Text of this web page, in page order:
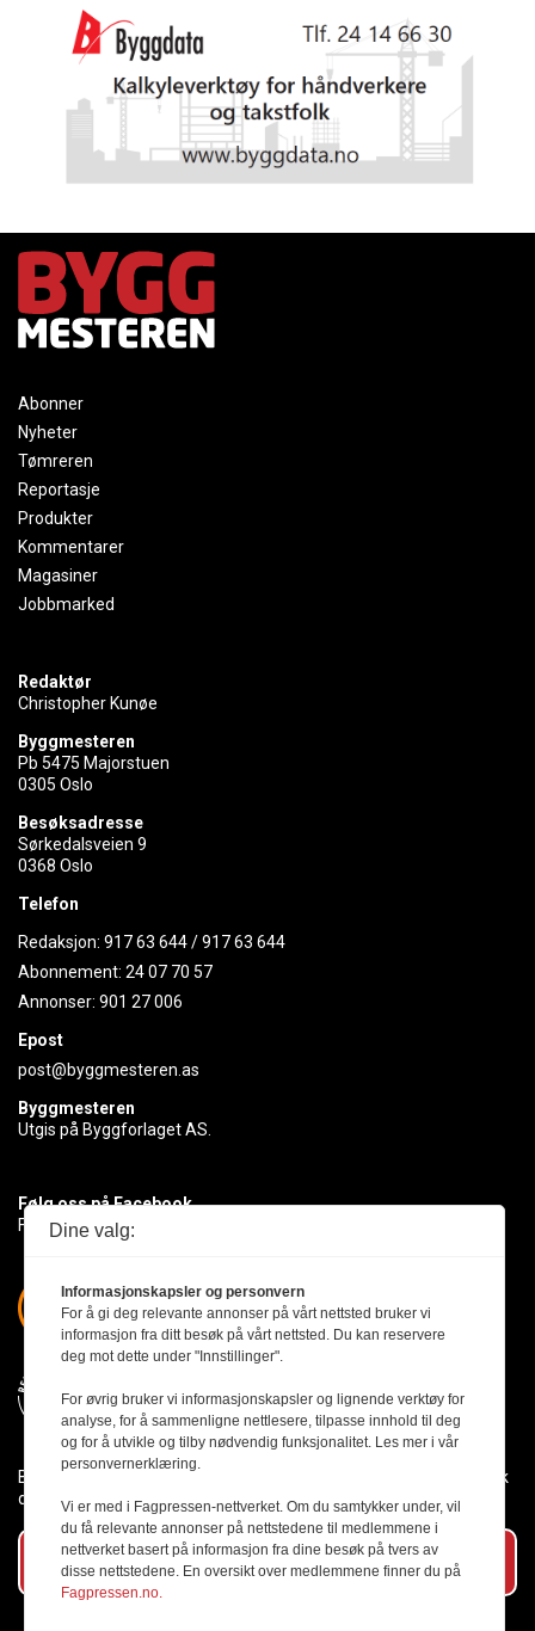
Abonner
Nyheter
Tømreren
Reportasje
Produkter
Kommentarer
Magasiner
Jobbmarked
Redaktør
Christopher Kunøe
Byggmesteren
Pb 5475 Majorstuen
0305 Oslo
Besøksadresse
Sørkedalsveien 9
0368 Oslo
Telefon
Redaksjon: 917 63 644/917 63 644
Abonnement: 24 07 70 57
Annonser: 901 27 006
Epost
post@byggmesteren.as
Byggmesteren
Utgis på Byggforlaget AS.
Følg oss på Facebook
Få med deg det siste innen byggebransjen
Byggmesteren følger Vær Varsom-plakaten og presseetikken slik
den er nedfelt i Redaktørplakaten.
Abonner på vårt nyhetsbrev
Dine valg:
Informasjonskapsler og personvern
For å gi deg relevante annonser på vårt nettsted bruker vi
informasjon fra ditt besøk på vårt nettsted. Du kan reservere
deg mot dette under "Innstillinger".
For øvrig bruker vi informasjonskapsler og lignende verktøy for
analyse, for å sammenligne nettlesere, tilpasse innhold til deg
og for å utvikle og tilby nødvendig funksjonalitet. Les mer i vår
personvernerklæring.
Vi er med i Fagpressen-nettverket. Om du samtykker under, vil
du få relevante annonser på nettstedene til medlemmene i
nettverket basert på informasjon fra dine besøk på tvers av
disse nettstedene. En oversikt over medlemmene finner du på
Fagpressen.no.